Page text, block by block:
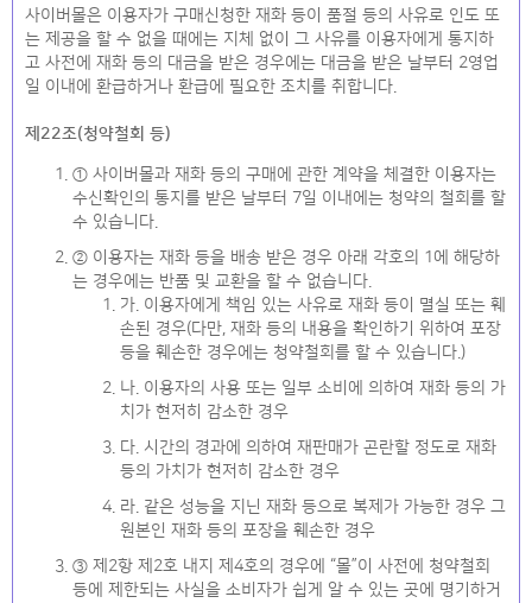
사이버몰은 이용자가 구매신청한 재화 등이 품절 등의 사유로 인도 또
는 제공을 할 수 없을 때에는 지체 없이 그 사유를 이용자에게 통지하
고 사전에 재화 등의 대금을 받은 경우에는 대금을 받은 날부터 2영업
일 이내에 환급하거나 환급에 필요한 조치를 취합니다.
제22조(청약철회 등)
① 사이버몰과 재화 등의 구매에 관한 계약을 체결한 이용자는
수신확인의 통지를 받은 날부터 7일 이내에는 청약의 철회를 할
수 있습니다.
② 이용자는 재화 등을 배송 받은 경우 아래 각호의 1에 해당하
는 경우에는 반품 및 교환을 할 수 없습니다.
가. 이용자에게 책임 있는 사유로 재화 등이 멸실 또는 훼
손된 경우(다만, 재화 등의 내용을 확인하기 위하여 포장
등을 훼손한 경우에는 청약철회를 할 수 있습니다.)
나. 이용자의 사용 또는 일부 소비에 의하여 재화 등의 가
치가 현저히 감소한 경우
다. 시간의 경과에 의하여 재판매가 곤란할 정도로 재화
등의 가치가 현저히 감소한 경우
라. 같은 성능을 지닌 재화 등으로 복제가 가능한 경우 그
원본인 재화 등의 포장을 훼손한 경우
③ 제2항 제2호 내지 제4호의 경우에 “몰”이 사전에 청약철회
등에 제한되는 사실을 소비자가 쉽게 알 수 있는 곳에 명기하거